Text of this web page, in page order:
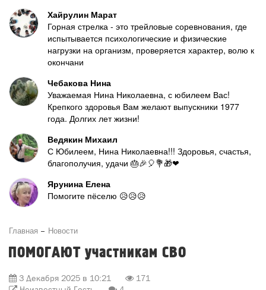
Хайрулин Марат
Горная стрелка - это трейловые соревнования, где
испытывается психологические и физические
нагрузки на организм, проверяется характер, волю к
окончани
Чебакова Нина
Уважаемая Нина Николаевна, с юбилеем Вас!
Крепкого здоровья Вам желают выпускники 1977
года. Долгих лет жизни!
Ведякин Михаил
С Юбилеем, Нина Николаевна!!! Здоровья, счастья,
благополучия, удачи 🎂🎉🎈💐🎁❤
Ярунина Елена
Помогите пёселю 😥😥😥
Главная Новости
ПОМОГАЮТ участникам СВО
3 Декабря 2025 в 10:21
171